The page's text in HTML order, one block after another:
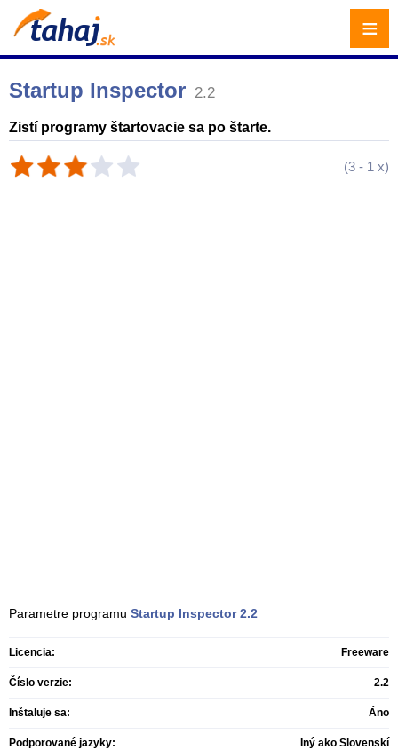
Startup Inspector 2.2
Zistí programy štartovacie sa po štarte.
(3 - 1 x)
Parametre programu Startup Inspector 2.2
Licencia: Freeware
Číslo verzie: 2.2
Inštaluje sa: Áno
Podporované jazyky: Iný ako Slovenskí
≡